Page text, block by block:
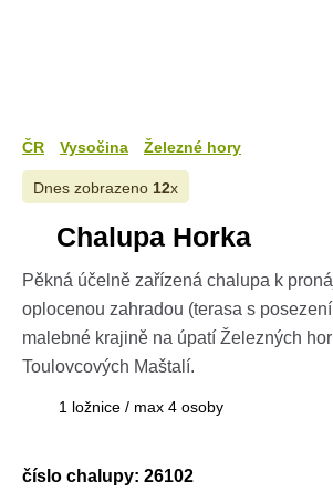
ČR Vysočina Železné hory
Dnes zobrazeno 12x
Chalupa Horka
Pěkná účelně zařízená chalupa k
oplocenou zahradou (terasa s
malebné krajině na úpatí Železných
Toulovcových Maštalí.
1 ložnice / max 4 osoby
číslo chalupy: 26102